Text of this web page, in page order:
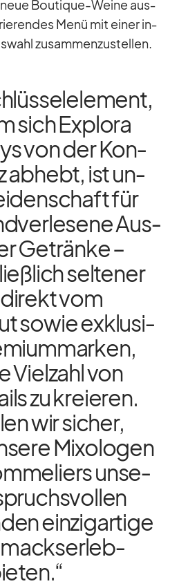
Bou­tique-Weine aus­
Menü mit ei­ner in­
zu­sam­men­zu­stel­len.
sich Ex­plora
von der Kon­
ab­hebt, ist un­
für
Aus­
Ge­tränke –
sel­te­ner
vom
so­wie ex­klu­si­
Viel­zahl von
zu kre­ieren.
wir si­cher,
Mixolo­gen
un­se­
ein­zig­ar­tige